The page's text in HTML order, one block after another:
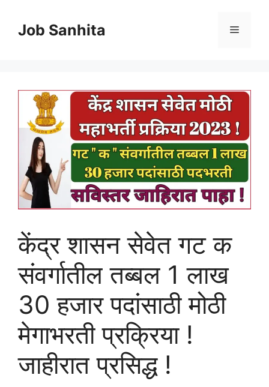
contentJob Sanhita Menu
केंद्र शासन सेवेत गट क
संवर्गातील तब्बल 1 लाख
30 हजार पदांसाठी मोठी
मेगाभरती प्रक्रिया !
जाहीरात प्रसिद्ध !